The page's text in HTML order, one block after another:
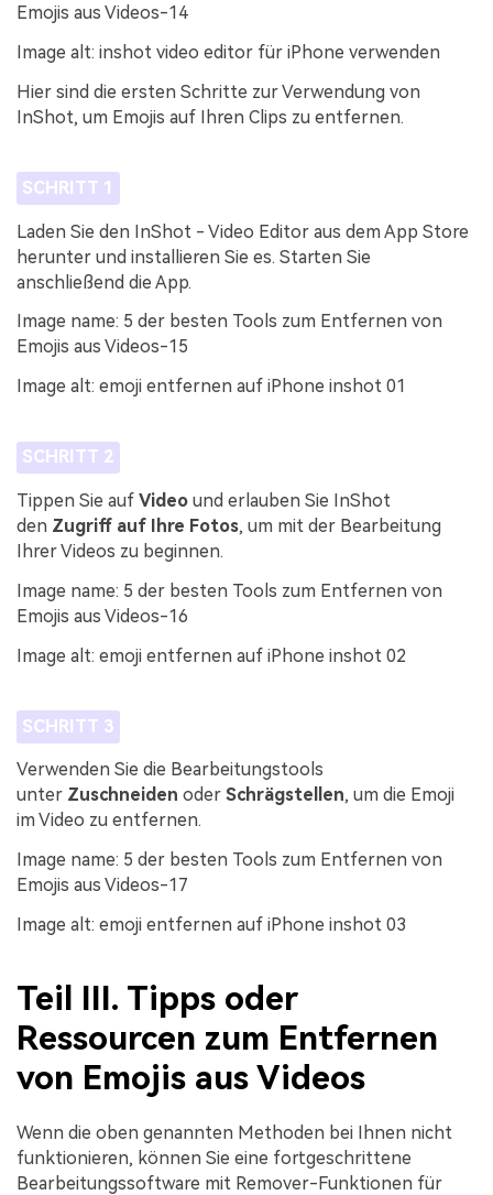
Emojis aus Videos-14
Image alt: inshot video editor für iPhone verwenden
Hier sind die ersten Schritte zur Verwendung von
InShot, um Emojis auf Ihren Clips zu entfernen.
SCHRITT 1
Laden Sie den InShot - Video Editor aus dem App Store
herunter und installieren Sie es. Starten Sie
anschließend die App.
Image name: 5 der besten Tools zum Entfernen von
Emojis aus Videos-15
Image alt: emoji entfernen auf iPhone inshot 01
SCHRITT 2
Tippen Sie auf Video und erlauben Sie InShot
den Zugriff auf Ihre Fotos, um mit der Bearbeitung
Ihrer Videos zu beginnen.
Image name: 5 der besten Tools zum Entfernen von
Emojis aus Videos-16
Image alt: emoji entfernen auf iPhone inshot 02
SCHRITT 3
Verwenden Sie die Bearbeitungstools
unter Zuschneiden oder Schrägstellen, um die Emoji
im Video zu entfernen.
Image name: 5 der besten Tools zum Entfernen von
Emojis aus Videos-17
Image alt: emoji entfernen auf iPhone inshot 03
Teil III. Tipps oder
Ressourcen zum Entfernen
von Emojis aus Videos
Wenn die oben genannten Methoden bei Ihnen nicht
funktionieren, können Sie eine fortgeschrittene
Bearbeitungssoftware mit Remover-Funktionen für